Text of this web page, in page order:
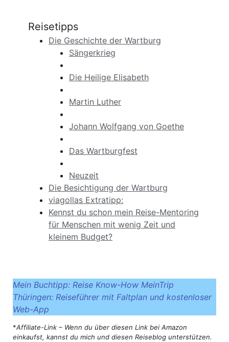
Reisetipps
Die Geschichte der Wartburg
Sängerkrieg
Die Heilige Elisabeth
Martin Luther
Johann Wolfgang von Goethe
Das Wartburgfest
Neuzeit
Die Besichtigung der Wartburg
viagollas Extratipp:
Kennst du schon mein Reise-Mentoring
für Menschen mit wenig Zeit und
kleinem Budget?
Mein Buchtipp: Reise Know-How MeinTrip
Thüringen: Reiseführer mit Faltplan und kostenloser
Web-App
*Affiliate-Link – Wenn du über diesen Link bei Amazon
einkaufst, kannst du mich und diesen Reiseblog unterstützen.